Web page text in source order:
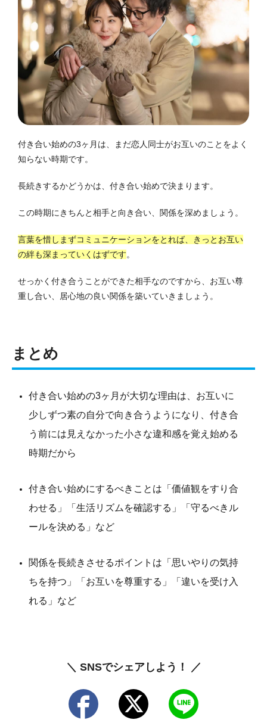
付き合い始めの3ヶ月は、まだ恋人同士がお互いのことをよく
知らない時期です。
長続きするかどうかは、付き合い始めで決まります。
この時期にきちんと相手と向き合い、関係を深めましょう。
言葉を惜しまずコミュニケーションをとれば、きっとお互い
の絆も深まっていくはずです。
せっかく付き合うことができた相手なのですから、お互い尊
重し合い、居心地の良い関係を築いていきましょう。
まとめ
付き合い始めの3ヶ月が大切な理由は、お互いに
少しずつ素の自分で向き合うようになり、付き合
う前には見えなかった小さな違和感を覚え始める
時期だから
付き合い始めにするべきことは「価値観をすり合
わせる」「生活リズムを確認する」「守るべきル
ールを決める」など
関係を長続きさせるポイントは「思いやりの気持
ちを持つ」「お互いを尊重する」「違いを受け入
れる」など
＼ SNSでシェアしよう！ ／